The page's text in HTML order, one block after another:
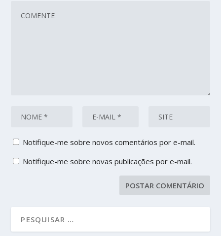
Notifique-me sobre novos comentários por e-mail.
Notifique-me sobre novas publicações por e-mail.